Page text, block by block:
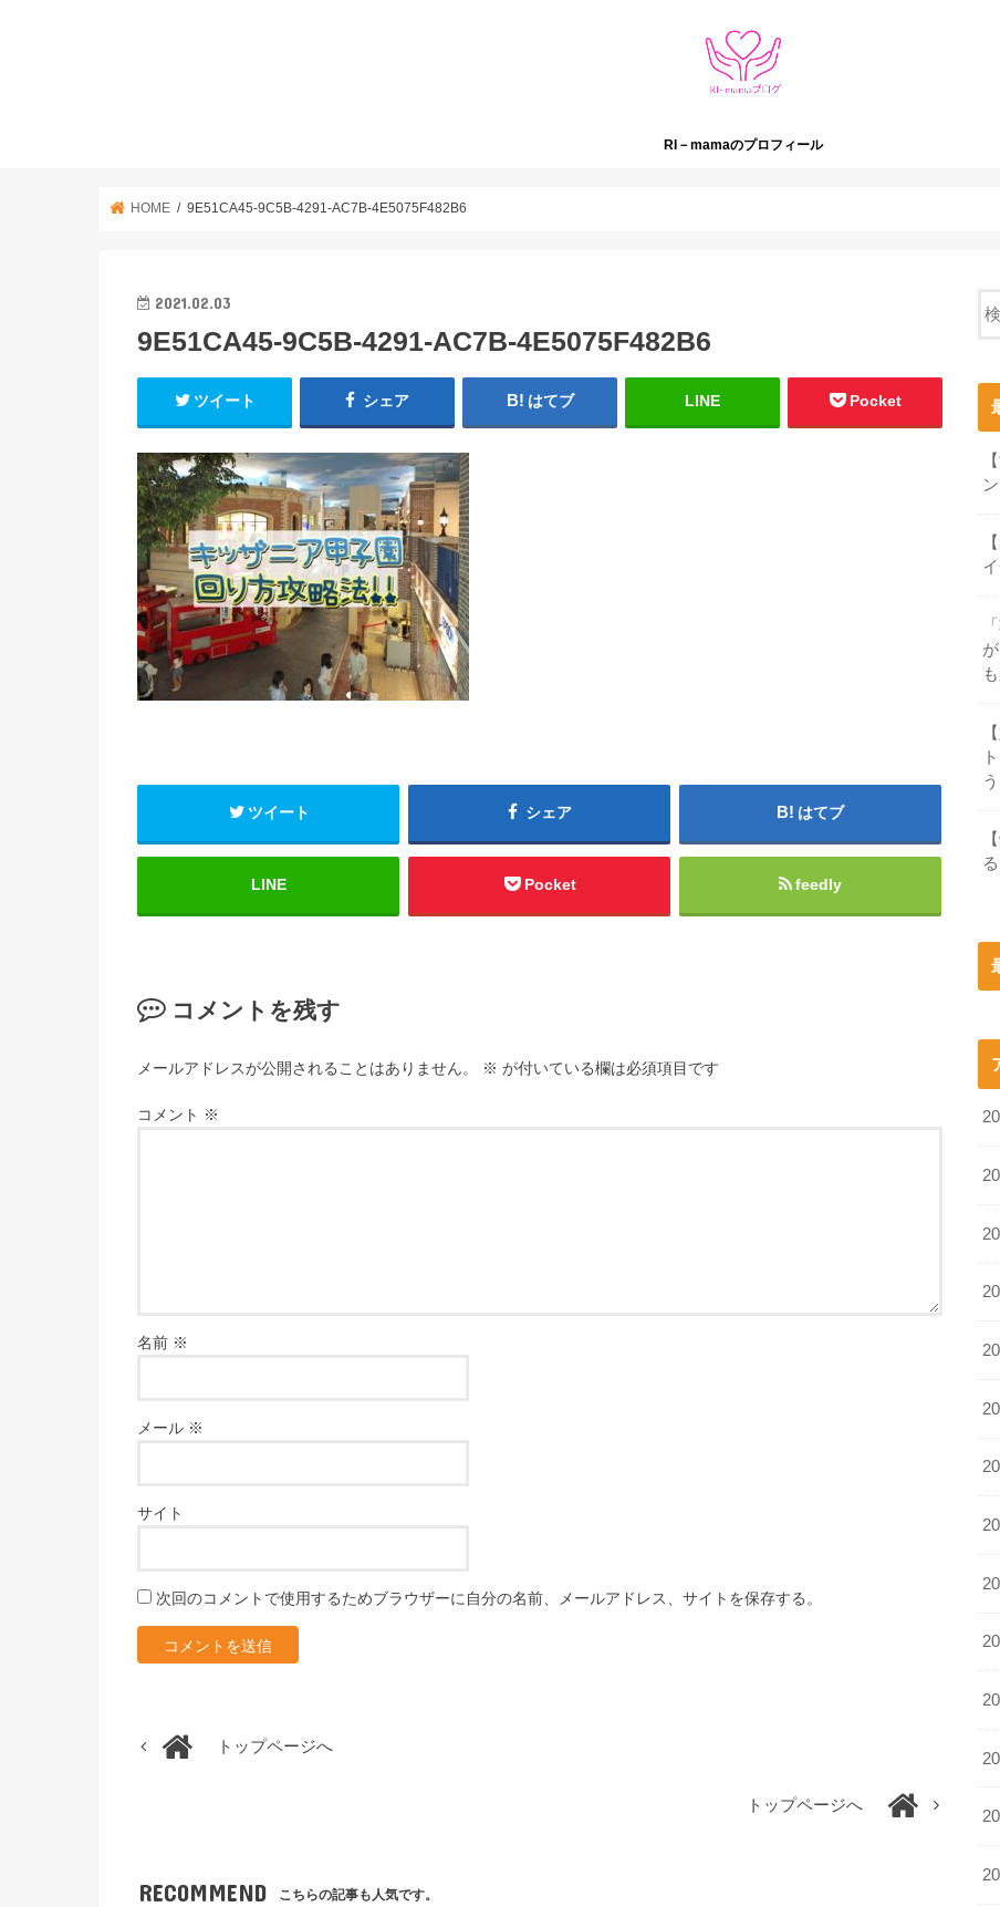
RI－mamaのプロフィール
HOME 9E51CA45-9C5B-4291-AC7B-4E5075F482B6
2021.02.03
9E51CA45-9C5B-4291-AC7B-4E5075F482B6
ツイート シェア はてブ LINE Pocket
ツイート シェア はてブ
LINE Pocket feedly
コメントを残す
メールアドレスが公開されることはありません。 ※ が付いている欄は必須項目です
コメント ※
名前 ※
メール ※
サイト
次回のコメントで使用するためブラウザーに自分の名前、メールアドレス、サイトを保存する。
トップページへ
トップページへ
RECOMMEND こちらの記事も人気です。